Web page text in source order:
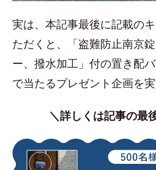
実は、本記事最後に記載の
ただくと、「盗難防止南京
ー、撥水加工」付の置き配バ
で当たるプレゼント企画を実
＼詳しくは記事の最